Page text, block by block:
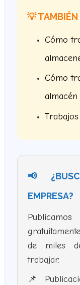
💡 TAMBIÉN
Cómo
Cómo
almacén
📢
EMPRESA?
de miles
trabajar.
📌